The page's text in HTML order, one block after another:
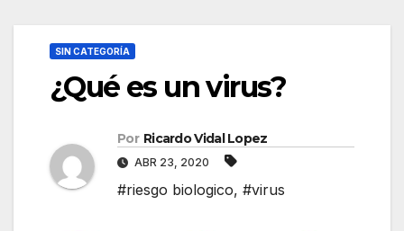
SIN CATEGORÍA
¿Qué es un virus?
Por Ricardo Vidal Lopez
ABR 23, 2020
#riesgo biologico, #virus